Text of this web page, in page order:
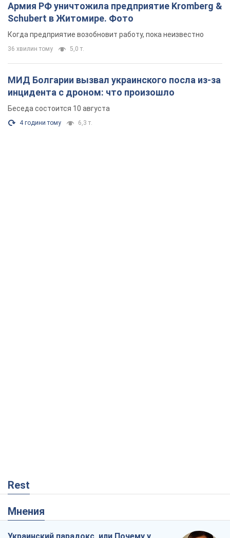
Армия РФ уничтожила предприятие Kromberg &
Schubert в Житомире. Фото
Когда предприятие возобновит работу, пока неизвестно
36 хвилин тому 5,0 т.
МИД Болгарии вызвал украинского посла из-за
инцидента с дроном: что произошло
Беседа состоится 10 августа
4 години тому 6,3 т.
Rest
Мнения